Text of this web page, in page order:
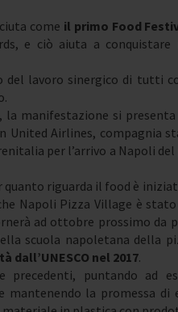
come il primo Food
e ciò aiuta a
lavoro sinergico di tutti
manifestazione si
United Airlines, compagnia
per l’arrivo a Napoli
riguarda il food è
Napoli Pizza Village è stato
ad ottobre prossimo da
scuola napoletana della
nel 2017.
puntando ad
la promessa di